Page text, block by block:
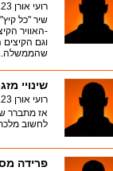
רועי אורן
שיר "כל
-האוויר
וגם
שינויי
רועי אורן
אז מתברר
לחשוב
פרידה